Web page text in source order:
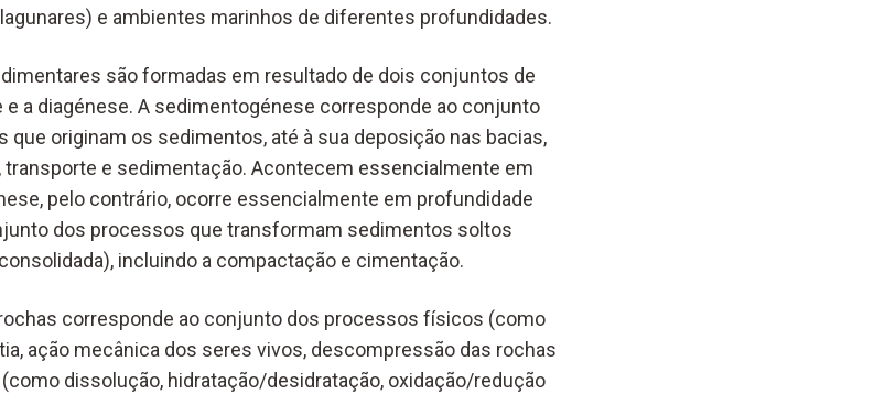
e ambientes marinhos de diferentes profundidades.
são formadas em resultado de dois conjuntos de
a diagénese. A sedimentogénese corresponde ao conjunto
originam os sedimentos, até à sua deposição nas bacias,
transporte e sedimentação. Acontecem essencialmente em
pelo contrário, ocorre essencialmente em profundidade
dos processos que transformam sedimentos soltos
incluindo a compactação e cimentação.
corresponde ao conjunto dos processos físicos (como
ação mecânica dos seres vivos, descompressão das rochas
dissolução, hidratação/desidratação, oxidação/redução